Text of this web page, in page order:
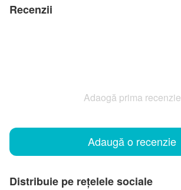
Recenzii
Adaogă prima recenzie
Adaugă o recenzie
Distribuie pe rețelele sociale